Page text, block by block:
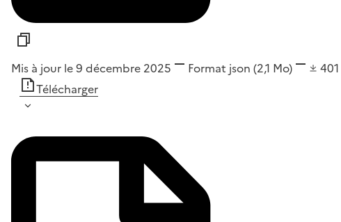
Mis à jour le 9 décembre 2025 Format json (2,1 Mo) 401
Télécharger